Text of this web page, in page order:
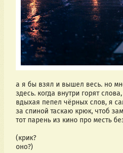
а я бы взял и вышел весь. но
здесь. когда внутри горят
вдыхая пепел чёрных слов, я
за спиной таскаю крюк, чтоб
тот парень из кино про месть
(крик?
оно?)